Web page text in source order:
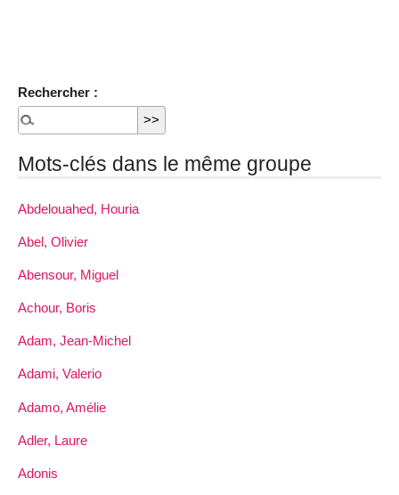
Rechercher :
Mots-clés dans le même groupe
Abdelouahed, Houria
Abel, Olivier
Abensour, Miguel
Achour, Boris
Adam, Jean-Michel
Adami, Valerio
Adamo, Amélie
Adler, Laure
Adonis